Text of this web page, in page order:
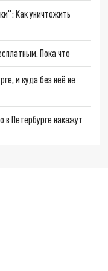
Как уничтожить
Пока что
и куда без неё не
в Петербурге накажут